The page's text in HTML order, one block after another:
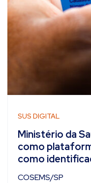
SUS DIGITAL
Ministério da
como
como
COSEMS/SP